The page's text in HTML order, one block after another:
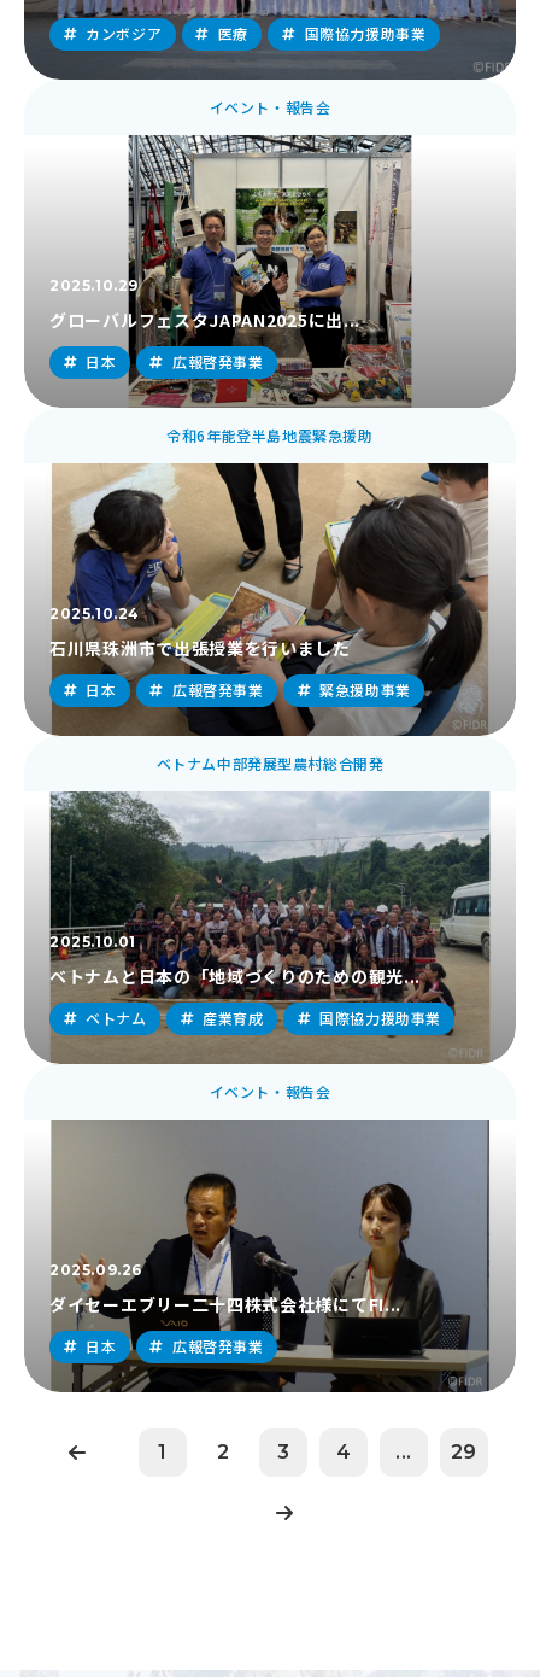
カンボジア 医療 国際協力援助事業
イベント・報告会
2025.10.29
グローバルフェスタJAPAN2025に出...
日本 広報啓発事業
開発教育
令和6年能登半島地震緊急援助
2025.10.24
石川県珠洲市で出張授業を行いました
日本 広報啓発事業 緊急援助事業
ベトナム中部発展型農村総合開発
2025.10.01
ベトナムと日本の「地域づくりのための観光...
ベトナム 産業育成 国際協力援助事業
イベント・報告会
2025.09.26
ダイセーエブリー二十四株式会社様にてFI...
日本 広報啓発事業
1 2 3 4 ... 29